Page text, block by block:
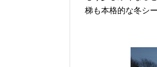
梯も本格的な冬シ